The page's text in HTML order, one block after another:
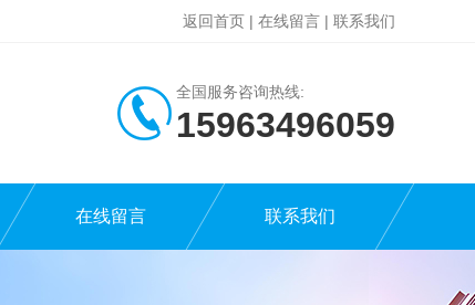
返回首页 | 在线留言 | 联系我们
全国服务咨询热线:
15963496059
在线留言 联系我们